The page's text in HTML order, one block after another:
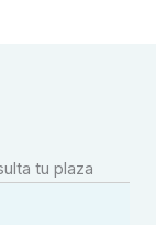
tu plaza